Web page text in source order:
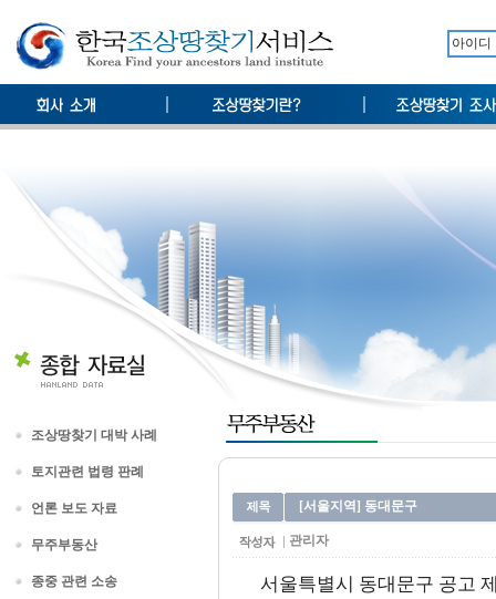
조상땅찾기 대박 사례
토지관련 법령 판례
언론 보도 자료
무주부동산
종중 관련 소송
[서울지역] 동대문구
관리자
서울특별시 동대문구 공고